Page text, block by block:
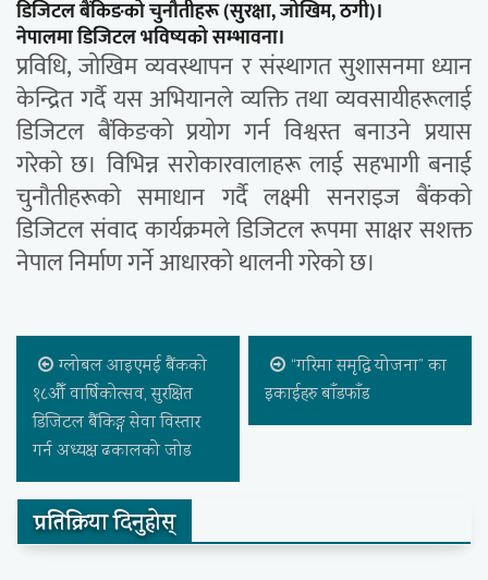
डिजिटल बैंकिङको चुनौतीहरू (सुरक्षा, जोखिम, ठगी)।
नेपालमा डिजिटल भविष्यको सम्भावना।
प्रविधि, जोखिम व्यवस्थापन र संस्थागत सुशासनमा ध्यान
केन्द्रित गर्दै यस अभियानले व्यक्ति तथा व्यवसायीहरूलाई
डिजिटल बैंकिङको प्रयोग गर्न विश्वस्त बनाउने प्रयास
गरेको छ। विभिन्न सरोकारवालाहरू लाई सहभागी बनाई
चुनौतीहरूको समाधान गर्दै लक्ष्मी सनराइज बैंकको
डिजिटल संवाद कार्यक्रमले डिजिटल रूपमा साक्षर सशक्त
नेपाल निर्माण गर्ने आधारको थालनी गरेको छ।
ग्लोबल आइएमई बैंकको
१८औँ वार्षिकोत्सव, सुरक्षित
डिजिटल बैंकिङ्ग सेवा विस्तार
गर्न अध्यक्ष ढकालको जोड
“गरिमा समृद्धि योजना” का
इकाईहरु बाँडफाँड
प्रतिक्रिया दिनुहोस्